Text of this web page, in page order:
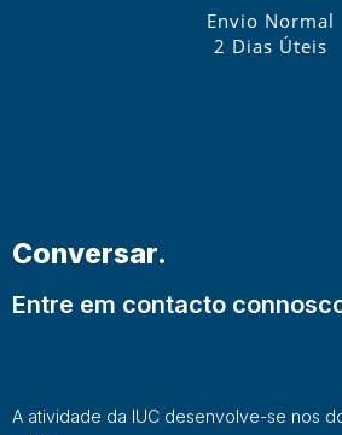
Envio Normal
2 Dias Úteis
Conversar.
Entre em contacto
A atividade da IUC desenvolve-se nos